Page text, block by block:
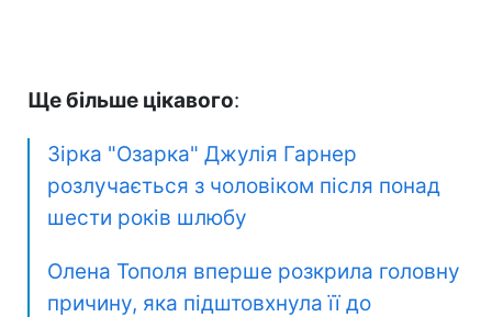
Ще більше цікавого:
Зірка "Озарка" Джулія Гарнер
розлучається з чоловіком після понад
шести років шлюбу
Олена Тополя вперше розкрила головну
причину, яка підштовхнула її до